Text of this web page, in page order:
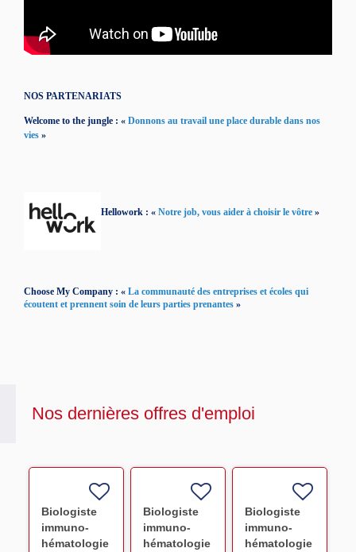
NOS PARTENARIATS
Welcome to the jungle : « Donnons au travail une place durable dans nos
vies »
Hellowork : « Notre job, vous aider à choisir le vôtre »
Choose My Company : « La communauté des entreprises et écoles qui
écoutent et prennent soin de leurs parties prenantes »
Nos dernières offres d'emploi
Biologiste
immuno-
hématologie
Biologiste
immuno-
hématologie
Biologiste
immuno-
hématologie